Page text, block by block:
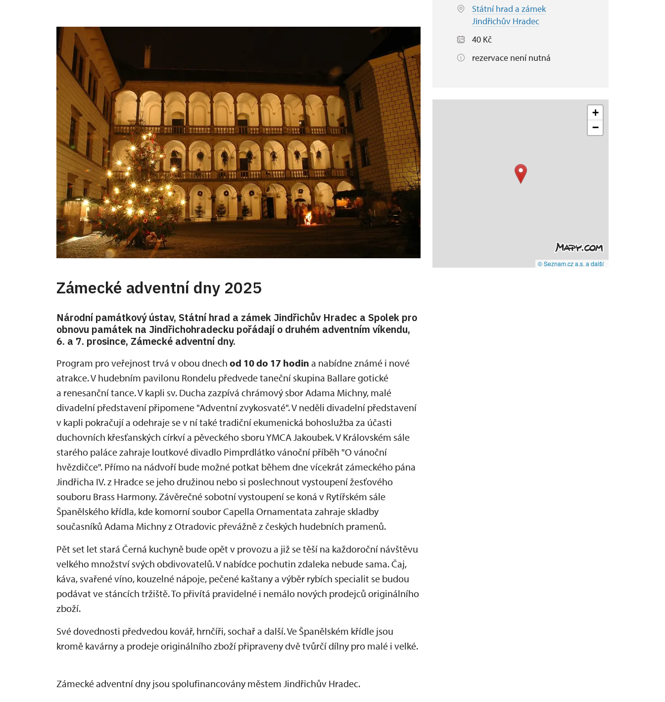
Zámecké adventní dny 2025
Národní památkový ústav, Státní hrad a zámek Jindřichův Hradec a Spolek pro
obnovu památek na Jindřichohradecku pořádají o druhém adventním víkendu,
6. a 7. prosince, Zámecké adventní dny.
Program pro veřejnost trvá v obou dnech od 10 do 17 hodin a nabídne známé i nové
atrakce. V hudebním pavilonu Rondelu předvede taneční skupina Ballare gotické
a renesanční tance. V kapli sv. Ducha zazpívá chrámový sbor Adama Michny, malé
divadelní představení připomene "Adventní zvykosvaté". V neděli divadelní představení
v kapli pokračují a odehraje se v ní také tradiční ekumenická bohoslužba za účasti
duchovních křesťanských církví a pěveckého sboru YMCA Jakoubek. V Královském sále
starého paláce zahraje loutkové divadlo Pimprdlátko vánoční příběh "O vánoční
hvězdičce". Přímo na nádvoří bude možné potkat během dne vícekrát zámeckého pána
Jindřicha IV. z Hradce se jeho družinou nebo si poslechnout vystoupení žesťového
souboru Brass Harmony. Závěrečné sobotní vystoupení se koná v Rytířském sále
Španělského křídla, kde komorní soubor Capella Ornamentata zahraje skladby
současníků Adama Michny z Otradovic převážně z českých hudebních pramenů.
Pět set let stará Černá kuchyně bude opět v provozu a již se těší na každoroční návštěvu
velkého množství svých obdivovatelů. V nabídce pochutin zdaleka nebude sama. Čaj,
káva, svařené víno, kouzelné nápoje, pečené kaštany a výběr rybích specialit se budou
podávat ve stáncích tržiště. To přivítá pravidelné i nemálo nových prodejců originálního
zboží.
Své dovednosti předvedou kovář, hrnčíři, sochař a další. Ve Španělském křídle jsou
kromě kavárny a prodeje originálního zboží připraveny dvě tvůrčí dílny pro malé i velké.
Zámecké adventní dny jsou spolufinancovány městem Jindřichův Hradec.
Státní hrad a zámek
Jindřichův Hradec
40 Kč
rezervace není nutná
+
−
© Seznam.cz a.s. a další